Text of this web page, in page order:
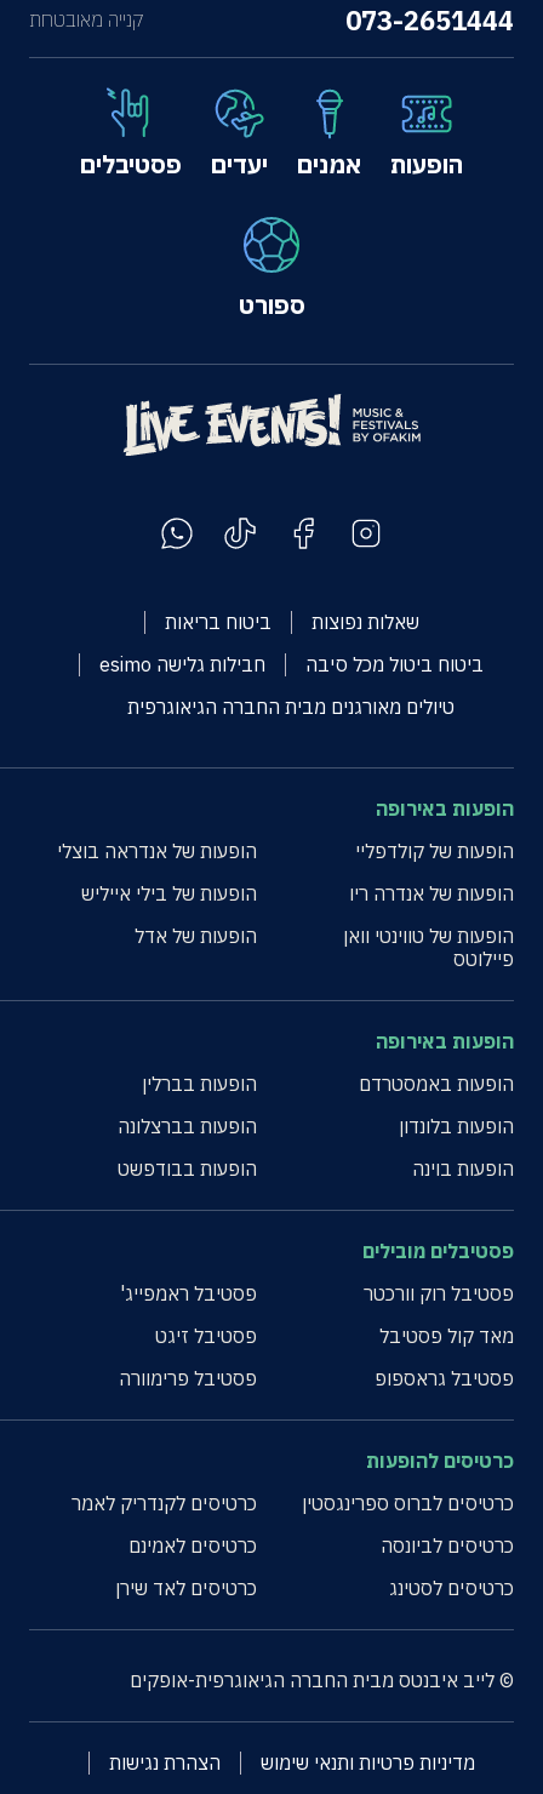
073-2651444
הופעות אמנים יעדים פסטיבלים
ספורט
קנייה מאובטחת
שאלות נפוצות
ביטוח בריאות
ביטוח ביטול מכל סיבה
חבילות גלישה esimo
טיולים מאורגנים מבית החברה הגיאוגרפית
הופעות באירופה
הופעות של קולדפליי
הופעות של אנדראה בוצלי
הופעות של אנדרה ריו
הופעות של בילי אייליש
הופעות של טווינטי וואן
פיילוטס
הופעות של אדל
הופעות באירופה
הופעות באמסטרדם
הופעות בברלין
הופעות בלונדון
הופעות בברצלונה
הופעות בוינה
הופעות בבודפשט
פסטיבלים מובילים
פסטיבל רוק וורכטר
פסטיבל ראמפייג'
מאד קול פסטיבל
פסטיבל זיגט
פסטיבל גראספופ
פסטיבל פרימוורה
כרטיסים להופעות
כרטיסים לברוס ספרינגסטין
כרטיסים לקנדריק לאמר
כרטיסים לביונסה
כרטיסים לאמינם
כרטיסים לסטינג
כרטיסים לאד שירן
© לייב איבנטס מבית החברה הגיאוגרפית-אופקים
מדיניות פרטיות ותנאי שימוש
הצהרת נגישות